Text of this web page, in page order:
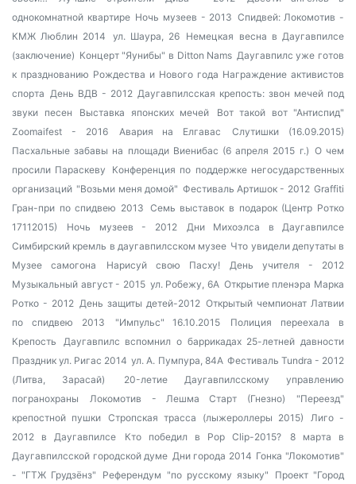
однокомнатной квартире Ночь музеев - 2013 Спидвей: Локомотив -
КМЖ Люблин 2014
ул. Шаура, 26 Немецкая весна в Даугавпилсе
(заключение) Концерт "Яунибы" в Ditton Nams Даугавпилс уже готов
к празднованию Рождества и Нового года Награждение активистов
спорта День ВДВ - 2012 Даугавпилсская крепость: звон мечей под
звуки песен
Выставка японских мечей
Вот такой вот "Антиспид"
Zoomaifest - 2016
Авария на Елгавас
Слутишки (16.09.2015)
Пасхальные забавы на площади Виенибас (6 апреля 2015 г.) О чем
просили Параскеву
Конференция по поддержке негосударственных
организаций "Возьми меня домой" Фестиваль Артишок - 2012 Graffiti
Гран-при по спидвею 2013 Семь выставок в подарок (Центр Ротко
17112015)
Ночь музеев - 2012
Дни Михоэлса в Даугавпилсе
Симбирский кремль в даугавпилсском музее Что увидели депутаты в
Музее самогона
Нарисуй свою Пасху!
День учителя - 2012
Музыкальный август - 2015 ул. Робежу, 6А Открытие пленэра Марка
Ротко - 2012 День защиты детей-2012 Открытый чемпионат Латвии
по спидвею 2013
"Импульс" 16.10.2015
Полиция переехала в
Крепость
Даугавпилс вспомнил о баррикадах 25-летней давности
Праздник ул. Ригас 2014 ул. А. Пумпура, 84А Фестиваль Tundra - 2012
(Литва, Зарасай)
20-летие Даугавпилсскому управлению
погранохраны
Локомотив - Лешма Старт (Гнезно)
"Переезд"
крепостной пушки
Стропская трасса (лыжероллеры 2015)
Лиго -
2012 в Даугавпилсе
Кто победил в Pop Clip-2015?
8 марта в
Даугавпилсской городской думе Дни города 2014 Гонка "Локомотив"
- "ГТЖ Грудзёнз"
Референдум "по русскому языку"
Проект "Город